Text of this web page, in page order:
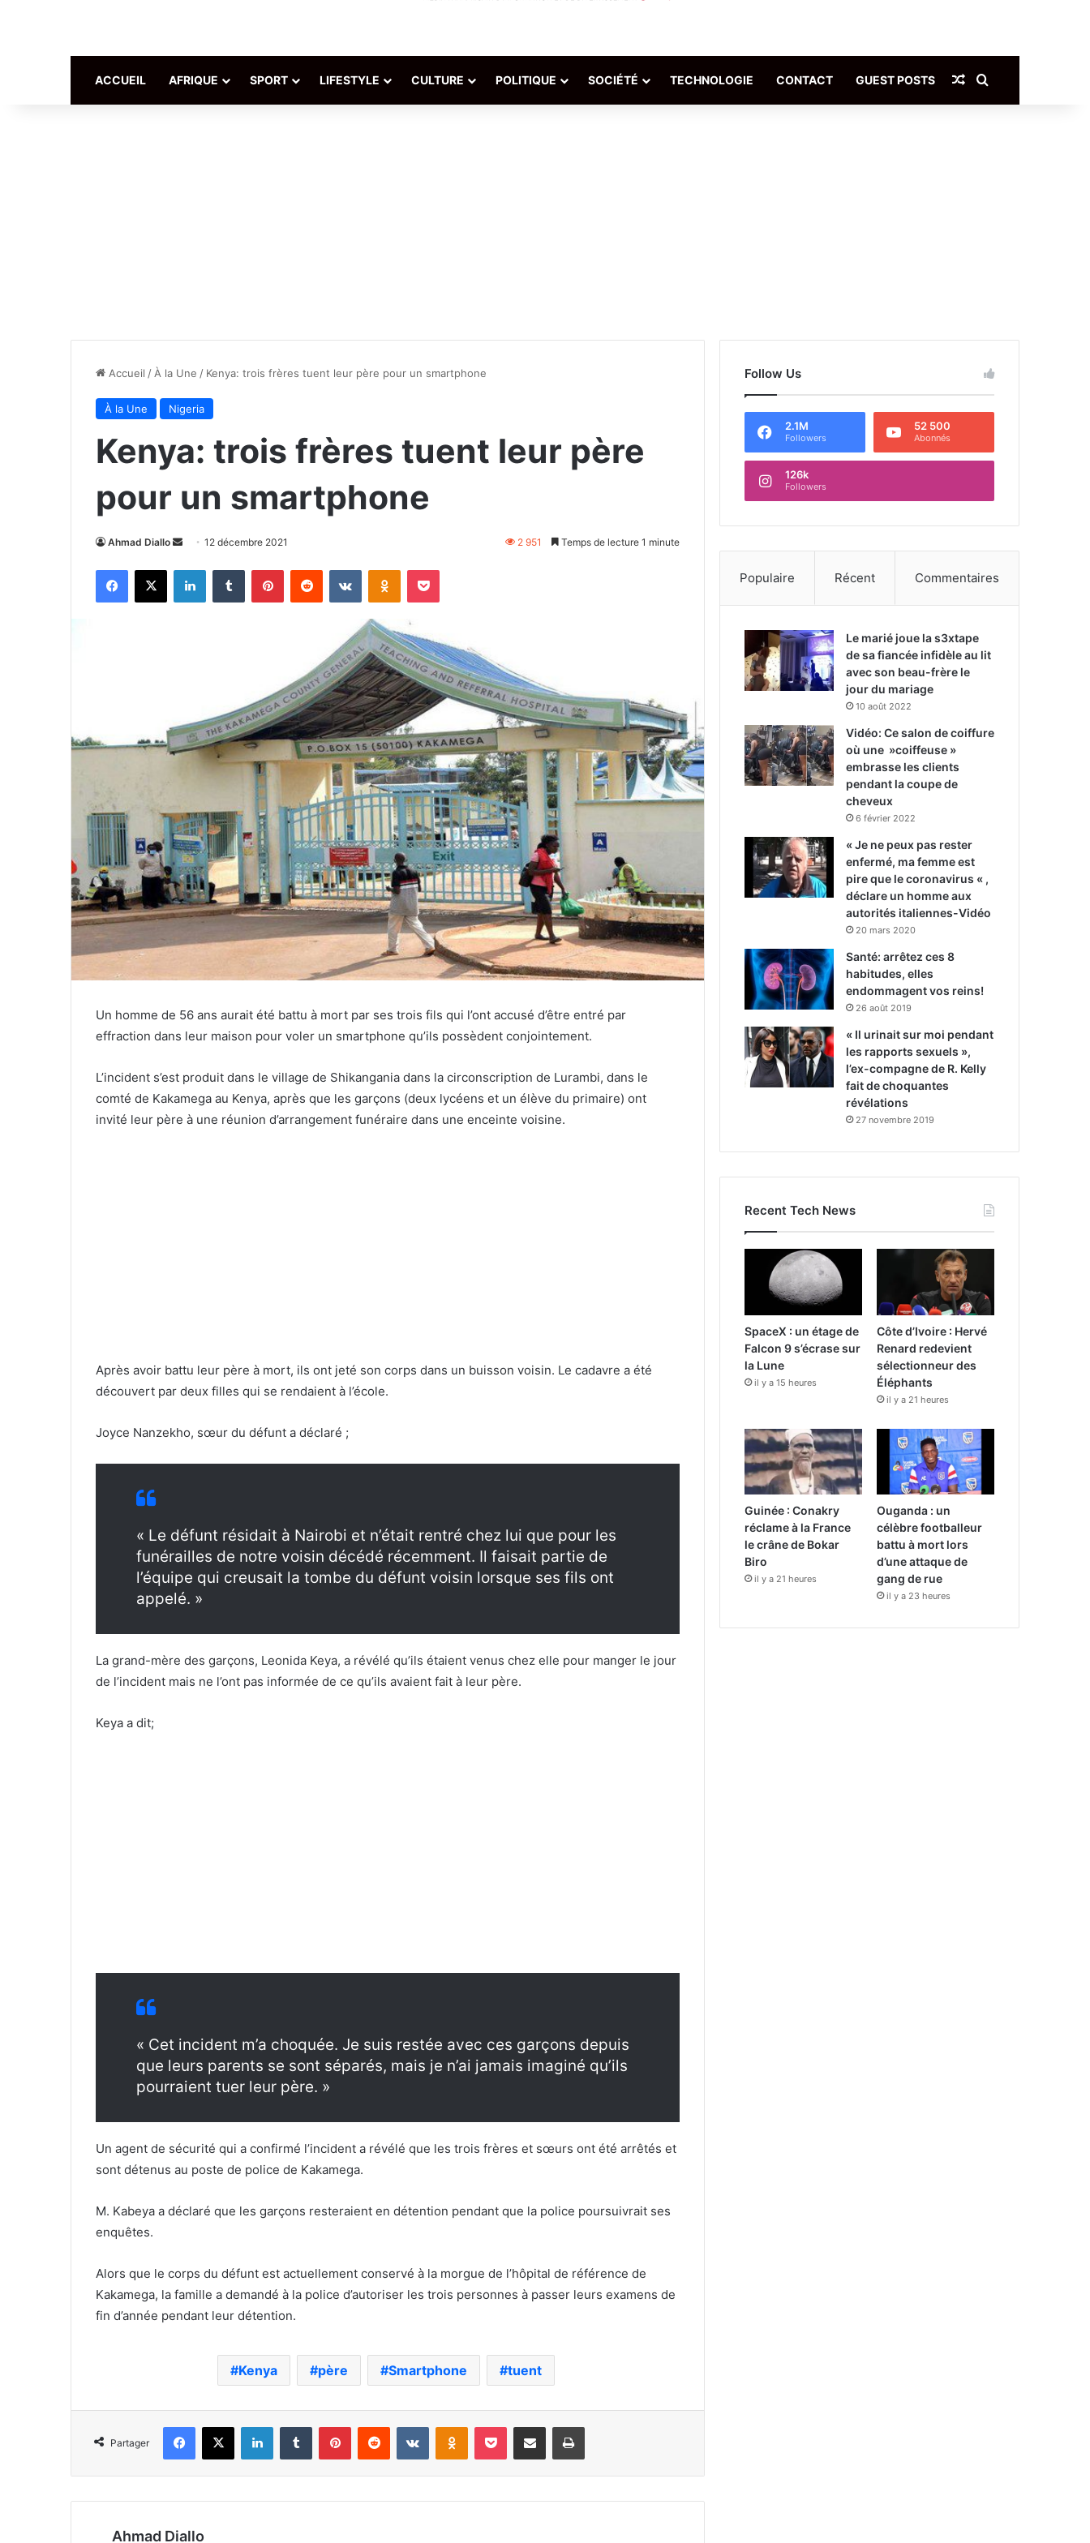
ACCUEIL AFRIQUE SPORT LIFESTYLE CULTURE POLITIQUE SOCIÉTÉ TECHNOLOGIE CONTACT GUEST POSTS Article Aléatoire
Accueil / À la Une / Kenya: trois frères tuent leur père pour un smartphone
À la Une Nigeria
Kenya: trois frères tuent leur père
pour un smartphone
Ahmad Diallo
Envoyer
courriel
12 décembre 2021 2 951 Temps de lecture 1 minute
Facebook
X LinkedinTumblr PinterestReddit VKontakteOdnoklassniki
Pocket
Un homme de 56 ans aurait été battu à mort par ses trois fils qui l’ont accusé d’être entré par
effraction dans leur maison pour voler un smartphone qu’ils possèdent conjointement.
L’incident s’est produit dans le village de Shikangania dans la circonscription de Lurambi, dans le
comté de Kakamega au Kenya, après que les garçons (deux lycéens et un élève du primaire) ont
invité leur père à une réunion d’arrangement funéraire dans une enceinte voisine.
Après avoir battu leur père à mort, ils ont jeté son corps dans un buisson voisin. Le cadavre a été
découvert par deux filles qui se rendaient à l’école.
Joyce Nanzekho, sœur du défunt a déclaré ;
« Le défunt résidait à Nairobi et n’était rentré chez lui que pour les
funérailles de notre voisin décédé récemment. Il faisait partie de
l’équipe qui creusait la tombe du défunt voisin lorsque ses fils ont
appelé. »
La grand-mère des garçons, Leonida Keya, a révélé qu’ils étaient venus chez elle pour manger le jour
de l’incident mais ne l’ont pas informée de ce qu’ils avaient fait à leur père.
Keya a dit;
« Cet incident m’a choquée. Je suis restée avec ces garçons depuis
que leurs parents se sont séparés, mais je n’ai jamais imaginé qu’ils
pourraient tuer leur père. »
Un agent de sécurité qui a confirmé l’incident a révélé que les trois frères et sœurs ont été arrêtés et
sont détenus au poste de police de Kakamega.
M. Kabeya a déclaré que les garçons resteraient en détention pendant que la police poursuivrait ses
enquêtes.
Alors que le corps du défunt est actuellement conservé à la morgue de l’hôpital de référence de
Kakamega, la famille a demandé à la police d’autoriser les trois personnes à passer leurs examens de
fin d’année pendant leur détention.
Kenya père Smartphone tuent
Partager
Facebook
X LinkedinTumblr PinterestReddit VKontakteOdnoklassniki
Pocket Partager par email Imprimer
Ahmad Diallo
Follow Us
2.1M
Followers
52 500
Abonnés
126k
Followers
Populaire Récent Commentaires
Le marié joue la s3xtape
de sa fiancée infidèle au lit
avec son beau-frère le
jour du mariage
10 août 2022
Vidéo: Ce salon de coiffure
où une »coiffeuse »
embrasse les clients
pendant la coupe de
cheveux
6 février 2022
« Je ne peux pas rester
enfermé, ma femme est
pire que le coronavirus « ,
déclare un homme aux
autorités italiennes-Vidéo
20 mars 2020
Santé: arrêtez ces 8
habitudes, elles
endommagent vos reins!
26 août 2019
« Il urinait sur moi pendant
les rapports sexuels »,
l’ex-compagne de R. Kelly
fait de choquantes
révélations
27 novembre 2019
Recent Tech News
SpaceX : un étage de
Falcon 9 s’écrase sur
la Lune
il y a 15 heures
Côte d’Ivoire : Hervé
Renard redevient
sélectionneur des
Éléphants
il y a 21 heures
Guinée : Conakry
réclame à la France
le crâne de Bokar
Biro
il y a 21 heures
Ouganda : un
célèbre footballeur
battu à mort lors
d’une attaque de
gang de rue
il y a 23 heures